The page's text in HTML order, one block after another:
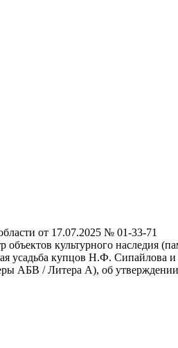
от 17.07.2025 № 01-33-71
культурного наследия
усадьба купцов Н.Ф. Сипайлова
АБВ / Литера А), об